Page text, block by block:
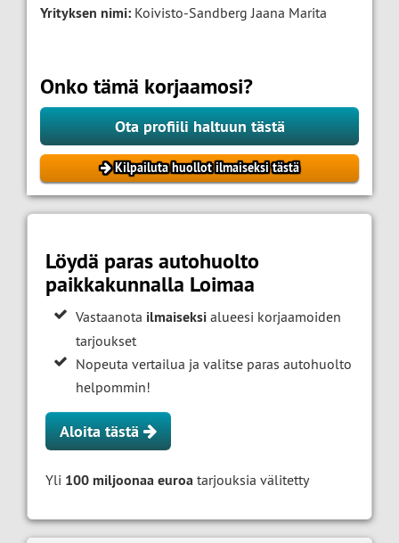
Yrityksen nimi: Koivisto-Sandberg Jaana Marita
Onko tämä korjaamosi?
Ota profiili haltuun tästä
Kilpailuta huollot ilmaiseksi tästä
Löydä paras autohuolto
paikkakunnalla Loimaa
Vastaanota ilmaiseksi alueesi korjaamoiden
tarjoukset
Nopeuta vertailua ja valitse paras autohuolto
helpommin!
Aloita tästä
Yli 100 miljoonaa euroa tarjouksia välitetty